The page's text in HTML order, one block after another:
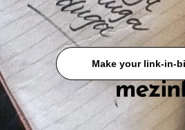
Make your link-in-